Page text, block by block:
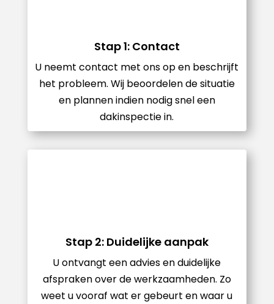
Stap 1: Contact
U neemt contact met ons op en beschrijft
het probleem. Wij beoordelen de situatie
en plannen indien nodig snel een
dakinspectie in.
Stap 2: Duidelijke aanpak
U ontvangt een advies en duidelijke
afspraken over de werkzaamheden. Zo
weet u vooraf wat er gebeurt en waar u